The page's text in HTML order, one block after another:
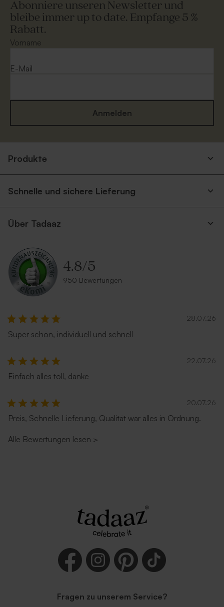
Abonniere unseren Newsletter und
bleibe immer up to date. Empfange 5 %
Rabatt.
Vorname
E-Mail
Anmelden
Produkte
Schnelle und sichere Lieferung
Über Tadaaz
4.8/5
950 Bewertungen
28.07.26
Super schön, individuell und schnell
22.07.26
Einfach alles toll, danke
20.07.26
Preis, Schnelle Lieferung, Qualität war alles in Ordnung.
Alle Bewertungen lesen >
Fragen zu unserem Service?